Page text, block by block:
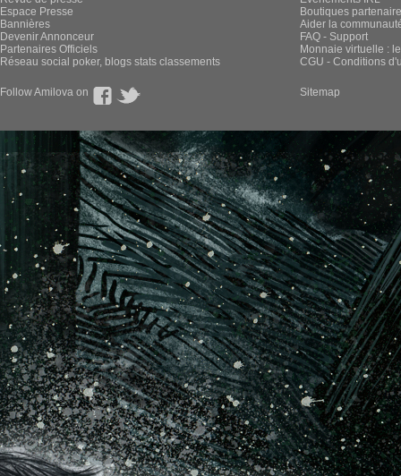
Espace Presse
Bannières
Devenir Annonceur
Partenaires Officiels
Réseau social poker, blogs stats classements
Boutiques
Aider la
FAQ - Support
Monnaie virtuelle :
CGU - Conditions
Follow Amilova on Sitemap